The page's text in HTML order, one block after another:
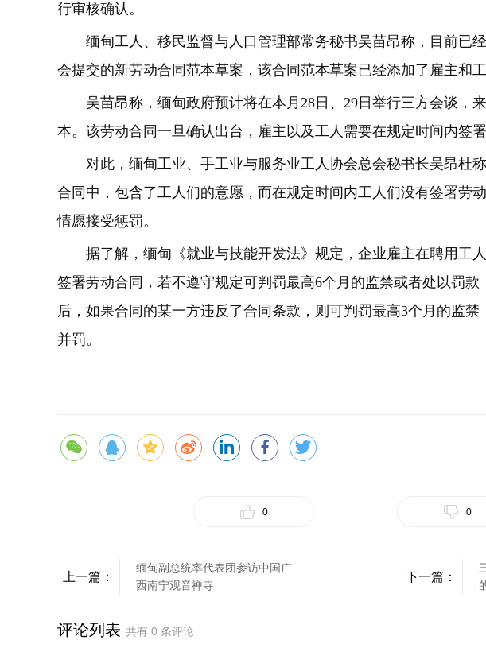
行审核确认。
缅甸工人、移民监督与人口管理部常务秘书吴苗昂称，目前已
会提交的新劳动合同范本草案，该合同范本草案已经添加了雇主和
吴苗昂称，缅甸政府预计将在本月28日、29日举行三方会谈，
本。该劳动合同一旦确认出台，雇主以及工人需要在规定时间内签署
对此，缅甸工业、手工业与服务业工人协会总会秘书长吴昂杜
合同中，包含了工人们的意愿，而在规定时间内工人们没有签署劳
情愿接受惩罚。
据了解，缅甸《就业与技能开发法》规定，企业雇主在聘用工
签署劳动合同，若不遵守规定可判罚最高6个月的监禁或者处以罚款
后，如果合同的某一方违反了合同条款，则可判罚最高3个月的监
并罚。
0 0
上一篇：
缅甸副总统率代表团参访中国广
西南宁观音禅寺
下一篇：
评论列表 共有 0 条评论